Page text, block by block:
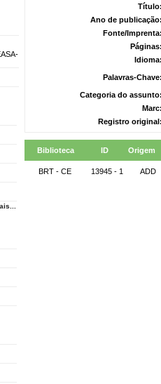
Título:
Ano de publicação:
Fonte/Imprenta:
Páginas:
Idioma:
Palavras-Chave:
Categoria do assunto:
Marc:
Registro original:
Biblioteca ID Origem
BRT - CE 13945 - 1 ADD